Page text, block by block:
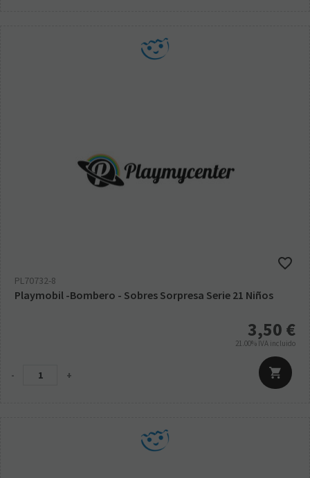
PL70732-8
Playmobil -Bombero - Sobres Sorpresa Serie 21 Niños
3,50 €
21.00% IVA incluido
- +